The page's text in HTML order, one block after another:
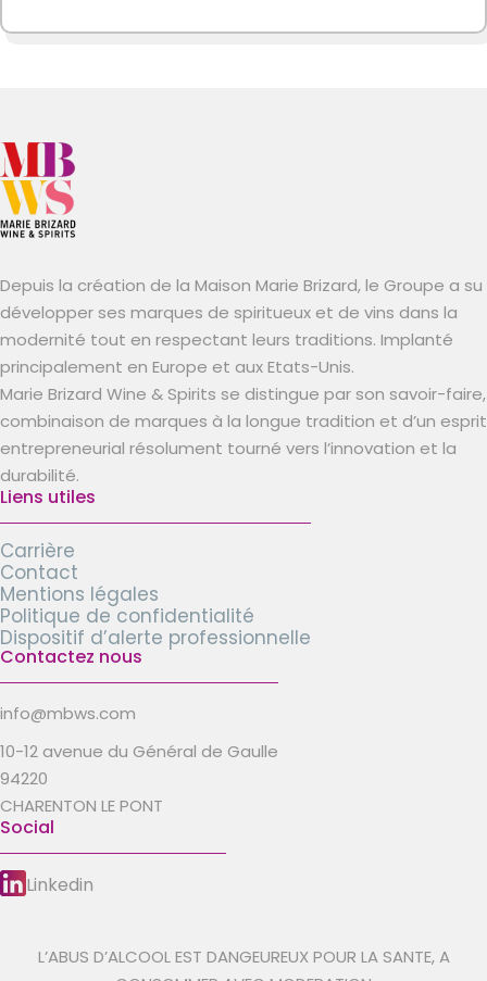
Depuis la création de la Maison Marie Brizard, le Groupe a su
développer ses marques de spiritueux et de vins dans la
modernité tout en respectant leurs traditions. Implanté
principalement en Europe et aux Etats-Unis.
Marie Brizard Wine & Spirits se distingue par son savoir-faire,
combinaison de marques à la longue tradition et d’un esprit
entrepreneurial résolument tourné vers l’innovation et la
durabilité.
Liens utiles
Carrière
Contact
Mentions légales
Politique de confidentialité
Dispositif d’alerte professionnelle
Contactez nous
info@mbws.com
10-12 avenue du Général de Gaulle
94220
CHARENTON LE PONT
Social
Linkedin
L’ABUS D’ALCOOL EST DANGEUREUX POUR LA SANTE, A